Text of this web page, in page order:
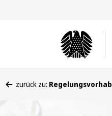
befinden
zurück zu: